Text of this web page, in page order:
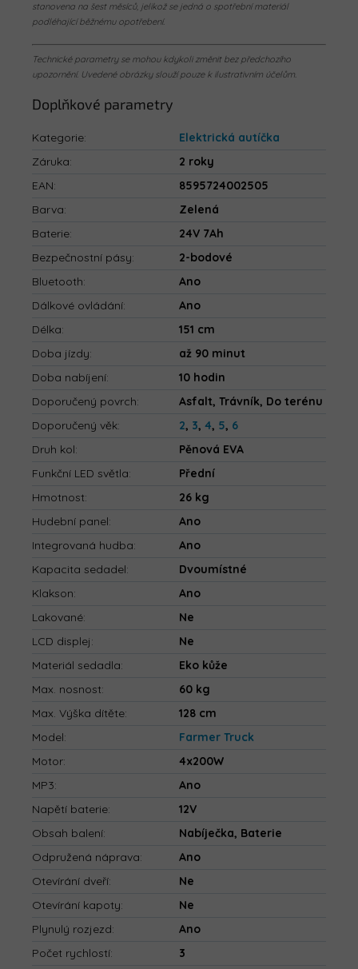
stanovena na šest měsíců, jelikož se jedná o spotřební materiál
podléhající běžnému opotřebení.
Technické parametry se mohou kdykoli změnit bez předchozího
upozornění. Uvedené obrázky slouží pouze k ilustrativním účelům.
Doplňkové parametry
Kategorie:
Elektrická autíčka
Záruka:
2 roky
EAN:
8595724002505
Barva:
Zelená
Baterie:
24V 7Ah
Bezpečnostní pásy:
2-bodové
Bluetooth:
Ano
Dálkové ovládání:
Ano
Délka:
151 cm
Doba jízdy:
až 90 minut
Doba nabíjení:
10 hodin
Doporučený povrch:
Asfalt, Trávník, Do terénu
Doporučený věk: 2, 3, 4, 5, 6
Druh kol:
Pěnová EVA
Funkční LED světla:
Přední
Hmotnost:
26 kg
Hudební panel:
Ano
Integrovaná hudba:
Ano
Kapacita sedadel:
Dvoumístné
Klakson:
Ano
Lakované:
Ne
LCD displej:
Ne
Materiál sedadla:
Eko kůže
Max. nosnost:
60 kg
Max. Výška dítěte:
128 cm
Model:
Farmer Truck
Motor:
4x200W
MP3:
Ano
Napětí baterie:
12V
Obsah balení:
Nabíječka, Baterie
Odpružená náprava:
Ano
Otevírání dveří:
Ne
Otevírání kapoty:
Ne
Plynulý rozjezd:
Ano
Počet rychlostí:
3